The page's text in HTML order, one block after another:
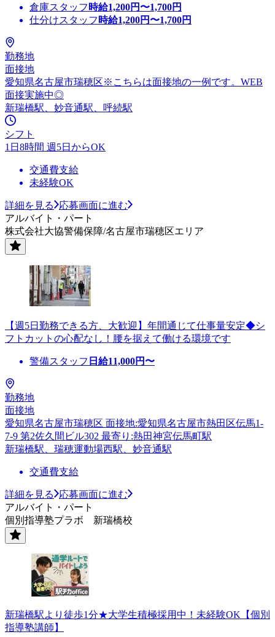
倉庫スタッフ 時給1,200円〜1,700円
仕分けスタッフ 時給1,200円〜1,700円
勤務地
面接地
愛知県名古屋市瑞穂区※こちらは面接地の一例です。WEB
面接実施中◎
新瑞橋駅、妙音通駅、呼続駅
シフト
1日8時間 週5日からOK
交通費支給
未経験OK
詳細を見る
応募画面に進む
アルバイト・パート
株式会社大協警備保障/名古屋市瑞穂区エリア
【週5日勤務できる方、大歓迎】年間通じて仕事量安定◆シ
フトカットの心配なし！腰を据えて働ける環境です
警備スタッフ 日給11,000円〜
勤務地
面接地
愛知県名古屋市瑞穂区 面接地:愛知県名古屋市熱田区伝馬1-
7-9 第2佐久間ビル302 最寄り:熱田神宮伝馬町駅
新瑞橋駅、瑞穂運動場西駅、妙音通駅
交通費支給
詳細を見る
応募画面に進む
アルバイト・パート
個別指導塾プラボ 新瑞橋校
新瑞橋駅より徒歩1分★大学生積極採用中！未経験OK【個別
指導塾講師】